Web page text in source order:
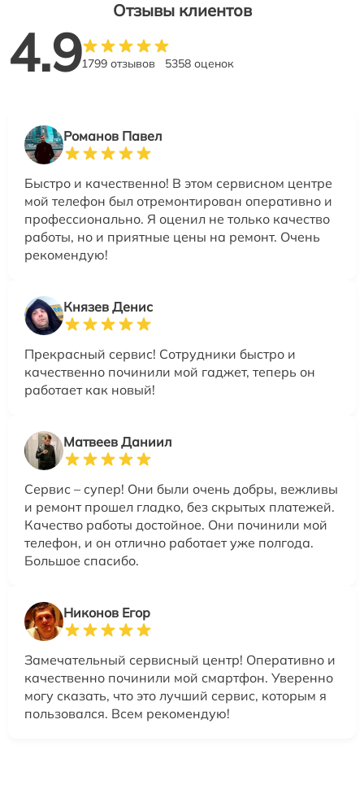
Отзывы клиентов
4.91799 отзывов 5358 оценок
Романов Павел
Быстро и качественно! В этом сервисном центре
мой телефон был отремонтирован оперативно и
профессионально. Я оценил не только качество
работы, но и приятные цены на ремонт. Очень
рекомендую!
Князев Денис
Прекрасный сервис! Сотрудники быстро и
качественно починили мой гаджет, теперь он
работает как новый!
Матвеев Даниил
Сервис – супер! Они были очень добры, вежливы
и ремонт прошел гладко, без скрытых платежей.
Качество работы достойное. Они починили мой
телефон, и он отлично работает уже полгода.
Большое спасибо.
Никонов Егор
Замечательный сервисный центр! Оперативно и
качественно починили мой смартфон. Уверенно
могу сказать, что это лучший сервис, которым я
пользовался. Всем рекомендую!